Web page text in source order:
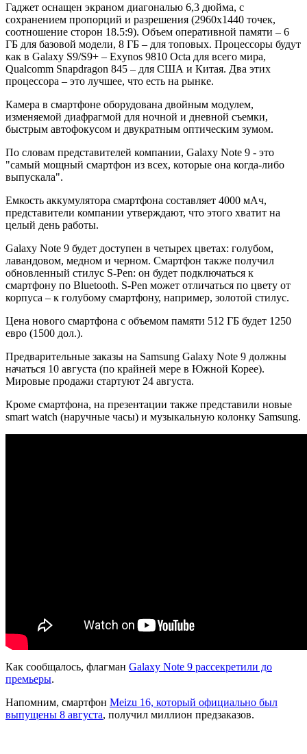
Гаджет оснащен экраном диагональю 6,3 дюйма, с
сохранением пропорций и разрешения (2960х1440 точек,
соотношение сторон 18.5:9). Объем оперативной памяти – 6
ГБ для базовой модели, 8 ГБ – для топовых. Процессоры будут
как в Galaxy S9/S9+ – Exynos 9810 Octa для всего мира,
Qualcomm Snapdragon 845 – для США и Китая. Два этих
процессора – это лучшее, что есть на рынке.
Камера в смартфоне оборудована двойным модулем,
изменяемой диафрагмой для ночной и дневной съемки,
быстрым автофокусом и двукратным оптическим зумом.
По словам представителей компании, Galaxy Note 9 - это
"самый мощный смартфон из всех, которые она когда-либо
выпускала".
Емкость аккумулятора смартфона составляет 4000 мАч,
представители компании утверждают, что этого хватит на
целый день работы.
Galaxy Note 9 будет доступен в четырех цветах: голубом,
лавандовом, медном и черном. Смартфон также получил
обновленный стилус S-Pen: он будет подключаться к
смартфону по Bluetooth. S-Pen может отличаться по цвету от
корпуса – к голубому смартфону, например, золотой стилус.
Цена нового смартфона с объемом памяти 512 ГБ будет 1250
евро (1500 дол.).
Предварительные заказы на Samsung Galaxy Note 9 должны
начаться 10 августа (по крайней мере в Южной Корее).
Мировые продажи стартуют 24 августа.
Кроме смартфона, на презентации также представили новые
smart watch (наручные часы) и музыкальную колонку Samsung.
Как сообщалось, флагман Galaxy Note 9 рассекретили до
премьеры.
Напомним, смартфон Meizu 16, который официально был
выпущены 8 августа, получил миллион предзаказов.